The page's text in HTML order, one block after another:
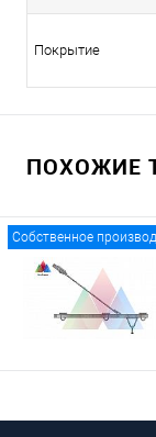
Покрытие
ПОХОЖИЕ
Собственное